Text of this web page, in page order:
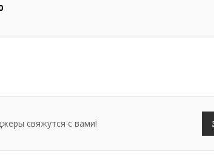
свяжутся с вами!